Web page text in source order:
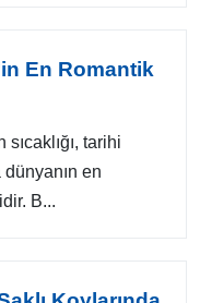
En Romantik
tarihi
dünyanın en
B...